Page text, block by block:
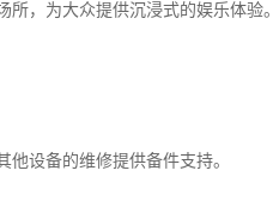
，为大众提供沉浸式的娱乐体验。
设备的维修提供备件支持。